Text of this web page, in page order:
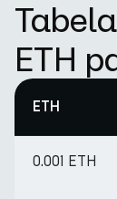
ETH
ETH
0.001 ETH